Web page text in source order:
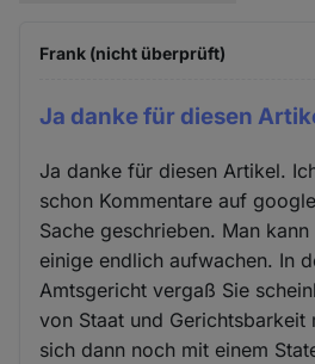
Frank (nicht überprüft)
Ja danke für diesen
Ja danke für diesen Artikel.
schon Kommentare auf
Sache geschrieben. Man
einige endlich aufwachen. In
Amtsgericht vergaß Sie
von Staat und Gerichtsbarkeit
sich dann noch mit einem